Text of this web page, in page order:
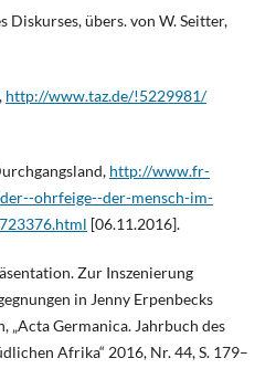
Diskurses, übers. von W. Seitter,
http://www.taz.de/!5229981/
http://www.fr-
ohrfeige--der-mensch-im-
[06.11.2016].
Zur Inszenierung
in Jenny Erpenbecks
„Acta Germanica. Jahrbuch des
Afrika“ 2016, Nr. 44, S. 179–